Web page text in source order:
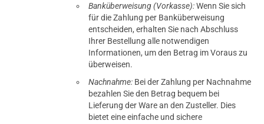
Banküberweisung (Vorkasse):Wenn Sie sich
für die Zahlung per Banküberweisung
entscheiden, erhalten Sie nach Abschluss
Ihrer Bestellung alle notwendigen
Informationen, um den Betrag im Voraus zu
überweisen.
Nachnahme: Bei der Zahlung per Nachnahme
bezahlen Sie den Betrag bequem bei
Lieferung der Ware an den Zusteller. Dies
bietet eine einfache und sichere